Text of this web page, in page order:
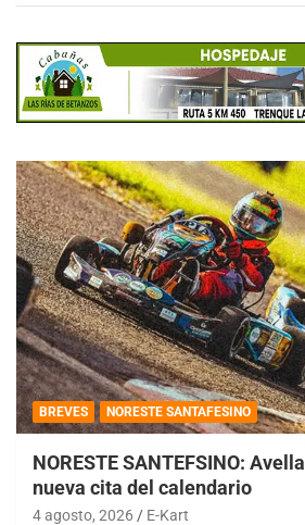
BREVES NORESTE SANTAFESINO
NORESTE SANTEFSINO:
nueva cita del calendario
4 agosto, 2026 E-Kart